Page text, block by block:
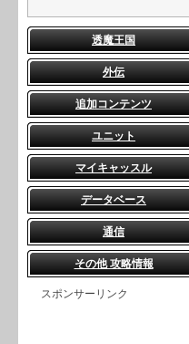
透魔王国
外伝
追加コンテンツ
ユニット
マイキャッスル
データベース
通信
その他 攻略情報
スポンサーリンク